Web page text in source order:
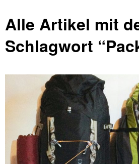
Alle Artikel mit
Schlagwort “